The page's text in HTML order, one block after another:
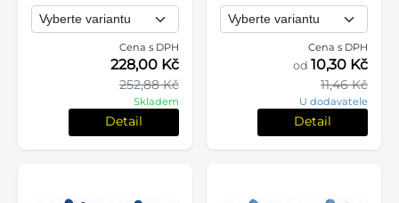
Cena s DPH
252,88 Kč
228,00 Kč
Skladem
Detail
Cena s DPH
11,46 Kč
od 10,30 Kč
U dodavatele
Detail